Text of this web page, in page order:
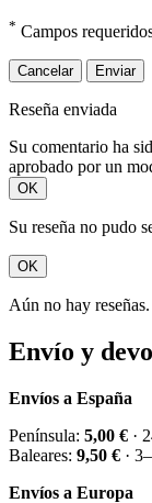
* Campos
Cancelar Enviar
Reseña enviada
Su comentario ha
aprobado por un
OK
Su reseña no pudo
OK
Aún no hay
Envío y
Envíos a España
Península: 5,00 € ·
Baleares: 9,50 € ·
Envíos a Europa